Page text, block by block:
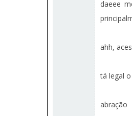
daeee
ahh,
tá legal
abração